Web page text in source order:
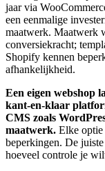
jaar via
een eenmalige
maatwerk. Maatwerk
conversiekracht;
Shopify kennen
afhankelijkheid.
Een eigen webshop
kant-en-klaar
CMS zoals
maatwerk. Elke optie
beperkingen. De
hoeveel controle je